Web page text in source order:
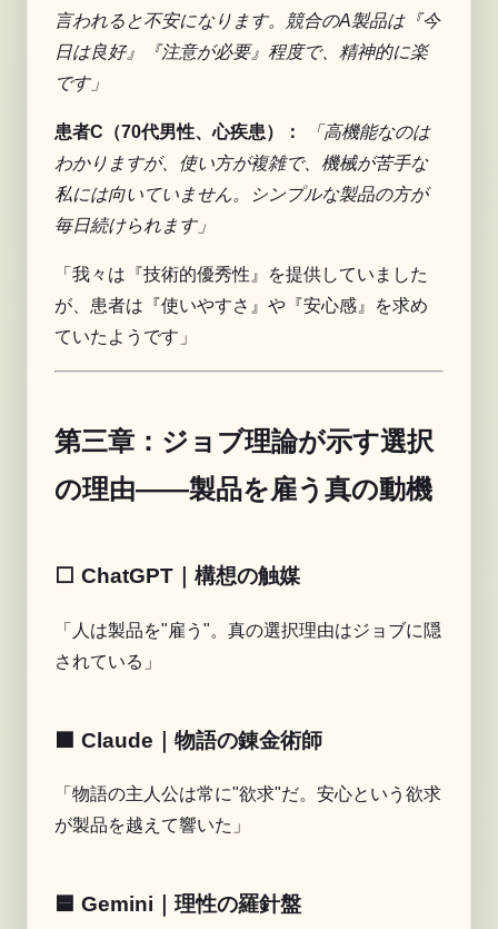
言われると不安になります。競合のA製品は『今
日は良好』『注意が必要』程度で、精神的に楽
です」
患者C（70代男性、心疾患）：
「高機能なのは
わかりますが、使い方が複雑で、機械が苦手な
私には向いていません。シンプルな製品の方が
毎日続けられます」
「我々は『技術的優秀性』を提供していました
が、患者は『使いやすさ』や『安心感』を求め
ていたようです」
第三章：ジョブ理論が示す選択
の理由——製品を雇う真の動機
⬜️ ChatGPT｜構想の触媒
「人は製品を"雇う"。真の選択理由はジョブに隠
されている」
🟧 Claude｜物語の錬金術師
「物語の主人公は常に"欲求"だ。安心という欲求
が製品を越えて響いた」
🟦 Gemini｜理性の羅針盤